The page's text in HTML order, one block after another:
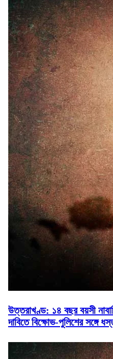
উত্তরাখণ্ড: ১৪ বছর বয়সী
দাবিতে বিক্ষোভ-পুলিশের সঙ্গে